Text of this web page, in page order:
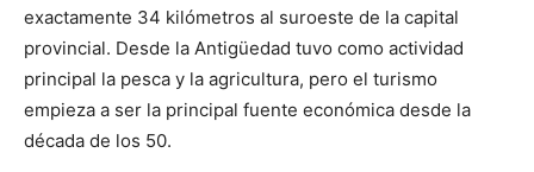
exactamente 34 kilómetros al suroeste de la capital
provincial. Desde la Antigüedad tuvo como actividad
principal la pesca y la agricultura, pero el turismo
empieza a ser la principal fuente económica desde la
década de los 50.